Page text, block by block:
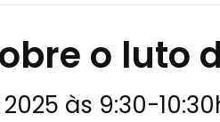
o luto
às 9:30-